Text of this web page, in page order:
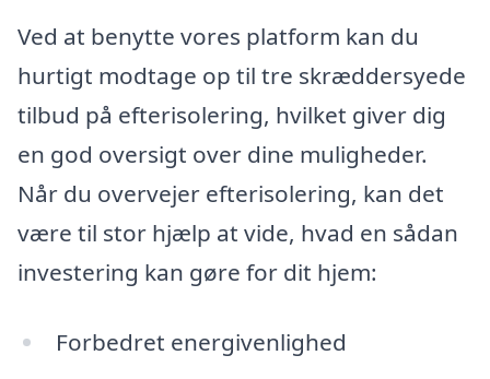
Ved at benytte vores platform kan du
hurtigt modtage op til tre skræddersyede
tilbud på efterisolering, hvilket giver dig
en god oversigt over dine muligheder.
Når du overvejer efterisolering, kan det
være til stor hjælp at vide, hvad en sådan
investering kan gøre for dit hjem:
Forbedret energivenlighed